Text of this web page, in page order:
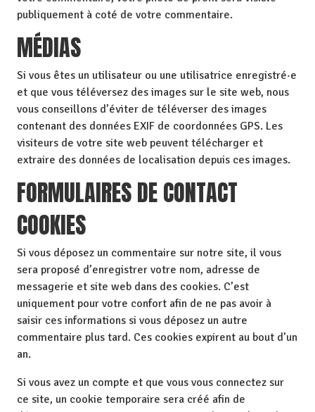
publiquement à coté de votre commentaire.
MÉDIAS
Si vous êtes un utilisateur ou une utilisatrice enregistré·e
et que vous téléversez des images sur le site web, nous
vous conseillons d’éviter de téléverser des images
contenant des données EXIF de coordonnées GPS. Les
visiteurs de votre site web peuvent télécharger et
extraire des données de localisation depuis ces images.
FORMULAIRES DE CONTACT
COOKIES
Si vous déposez un commentaire sur notre site, il vous
sera proposé d’enregistrer votre nom, adresse de
messagerie et site web dans des cookies. C’est
uniquement pour votre confort afin de ne pas avoir à
saisir ces informations si vous déposez un autre
commentaire plus tard. Ces cookies expirent au bout d’un
an.
Si vous avez un compte et que vous vous connectez sur
ce site, un cookie temporaire sera créé afin de